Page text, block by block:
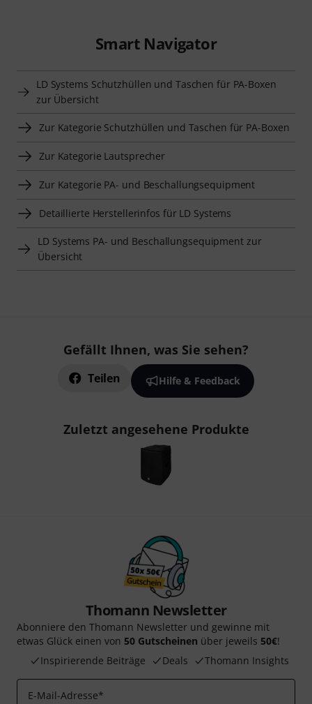
Smart Navigator
LD Systems Schutzhüllen und Taschen für PA-Boxen
zur Übersicht
Zur Kategorie Schutzhüllen und Taschen für PA-Boxen
Zur Kategorie Lautsprecher
Zur Kategorie PA- und Beschallungsequipment
Detaillierte Herstellerinfos für LD Systems
LD Systems PA- und Beschallungsequipment zur
Übersicht
Gefällt Ihnen, was Sie sehen?
Teilen Hilfe & Feedback
Zuletzt angesehene Produkte
Thomann Newsletter
Abonniere den Thomann Newsletter und gewinne mit
etwas Glück einen von 50 Gutscheinen über jeweils 50€!
Inspirierende Beiträge
Deals Thomann Insights
E-Mail-Adresse*